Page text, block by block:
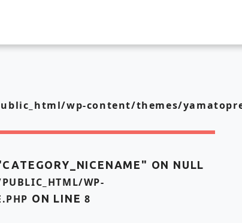
wp-content/themes/
ON NULL
WP-
ON LINE8